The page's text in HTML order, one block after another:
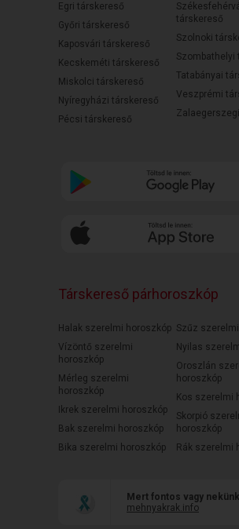
Egri társkereső
Győri társkereső
Kaposvári társkereső
Kecskeméti társkereső
Miskolci társkereső
Nyíregyházi társkereső
Pécsi társkereső
társkereső
Szolnoki
Szombathelyi
Tatabányai
Veszprémi
Társkereső párhoroszkóp
Halak szerelmi horoszkóp
Vízöntő szerelmi
horoszkóp
Mérleg szerelmi
horoszkóp
Ikrek szerelmi horoszkóp
Bak szerelmi horoszkóp
Bika szerelmi horoszkóp
Szűz
Nyilas
Oroszlán
horoszkóp
Kos szerelmi
Skorpió
horoszkóp
Rák szerelmi
Mert fontos vagy nekünk
mehnyakrak.info